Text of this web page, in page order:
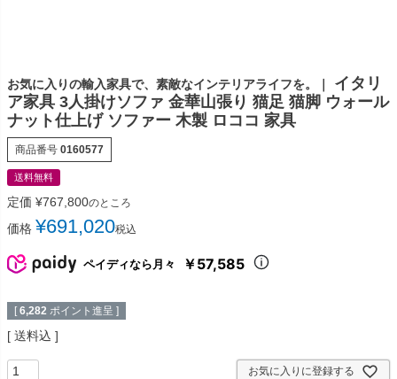
お気に入りの輸入家具で、素敵なインテリアライフを。｜
イタリ
ア家具 3人掛けソファ 金華山張り 猫足 猫脚 ウォール
ナット仕上げ ソファー 木製 ロココ 家具
商品番号 0160577
送料無料
定価 ¥767,800のところ
価格 ¥691,020税込
ペイディなら月々 ￥57,585
[ 6,282 ポイント進呈 ]
送料込
お気に入りに登録する